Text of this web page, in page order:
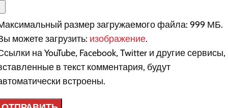
размер загружаемого файла: 999 МБ.
можете загрузить: изображение.
на YouTube, Facebook, Twitter и другие сервисы,
в текст комментария, будут
встроены.